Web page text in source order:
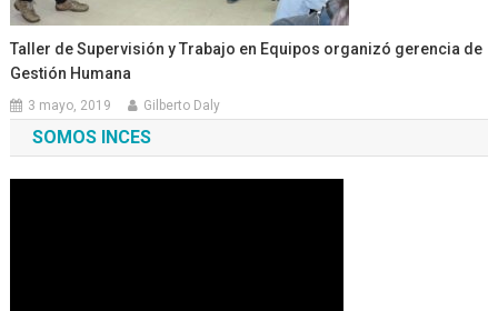
Taller de Supervisión y Trabajo en Equipos organizó gerencia de
Gestión Humana
3 mayo, 2019 Gilberto Daly
SOMOS INCES